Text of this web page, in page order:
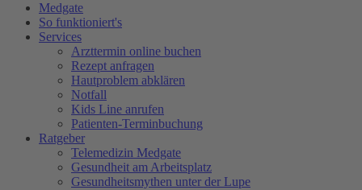
Medgate
So funktioniert's
Services
Arzttermin online buchen
Rezept anfragen
Hautproblem abklären
Notfall
Kids Line anrufen
Patienten-Terminbuchung
Ratgeber
Telemedizin Medgate
Gesundheit am Arbeitsplatz
Gesundheitsmythen unter der Lupe